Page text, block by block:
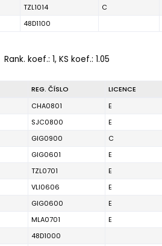
TZL1014 C
48D1100
Rank. koef.: 1, KS koef.: 1.05
REG. ČÍSLO LICENCE
CHA0801 E
SJC0800 E
GIG0900 C
GIG0601 E
TZL0701 E
VLI0606 E
GIG0600 E
MLA0701 E
48D1000